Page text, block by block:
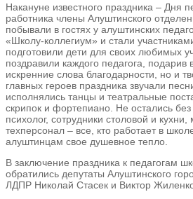
Накануне известного праздника – Дня
работника члены Алуштинского
побывали в гостях у алуштинских
«Школу-коллегиум» и стали
подготовили дети для своих любимых
поздравили каждого педагога, подарив
искренние слова благодарности, но и
главных героев праздника звучали
исполнялись танцы и театральные
скрипок и фортепиано. Не остались
психолог, сотрудники столовой и
техперсонал – все, кто работает в
алуштинцам свое душевное тепло.
В заключение праздника к педагогам
обратились депутаты Алуштинского
ЛДПР Николай Стасек и Виктор